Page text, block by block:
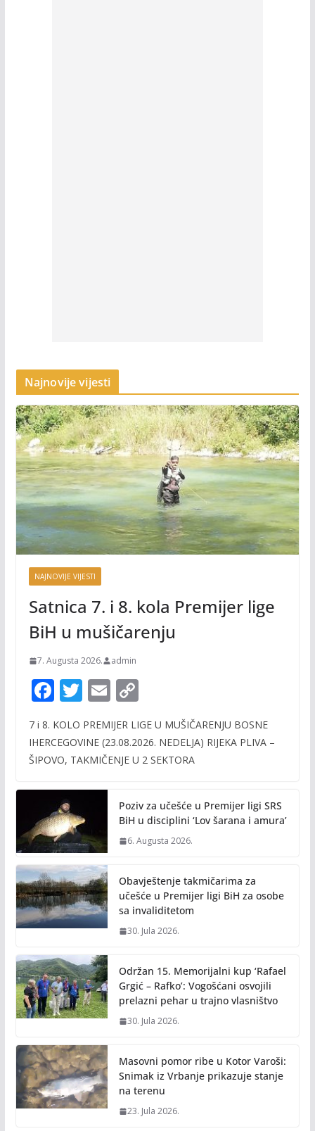
Najnovije vijesti
NAJNOVIJE VIJESTI
Satnica 7. i 8. kola Premijer lige
BiH u mušičarenju
7. Augusta 2026. admin
F
e
b
o
k
T
itt
er
E
ai
l
C
p
y
n
k
7 i 8. KOLO PREMIJER LIGE U MUŠIČARENJU BOSNE
IHERCEGOVINE (23.08.2026. NEDELJA) RIJEKA PLIVA –
ŠIPOVO, TAKMIČENJE U 2 SEKTORA
Poziv za učešće u Premijer ligi SRS
BiH u disciplini ‘Lov šarana i amura’
6. Augusta 2026.
Obavještenje takmičarima za
učešće u Premijer ligi BiH za osobe
sa invaliditetom
30. Jula 2026.
Održan 15. Memorijalni kup ‘Rafael
Grgić – Rafko’: Vogošćani osvojili
prelazni pehar u trajno vlasništvo
30. Jula 2026.
Masovni pomor ribe u Kotor Varoši:
Snimak iz Vrbanje prikazuje stanje
na terenu
23. Jula 2026.